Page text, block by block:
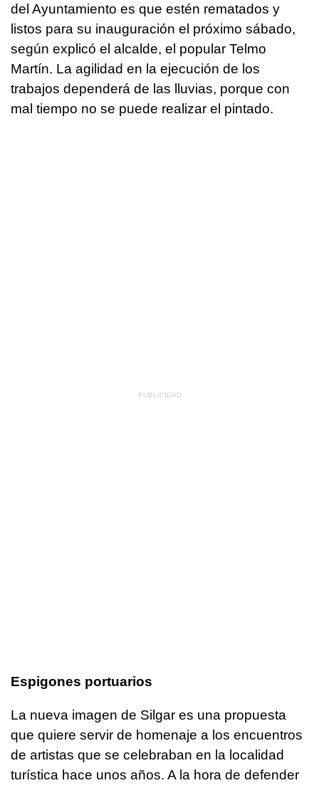
del Ayuntamiento es que estén rematados y
listos para su inauguración el próximo sábado,
según explicó el alcalde, el popular Telmo
Martín. La agilidad en la ejecución de los
trabajos dependerá de las lluvias, porque con
mal tiempo no se puede realizar el pintado.
Espigones portuarios
La nueva imagen de Silgar es una propuesta
que quiere servir de homenaje a los encuentros
de artistas que se celebraban en la localidad
turística hace unos años. A la hora de defender